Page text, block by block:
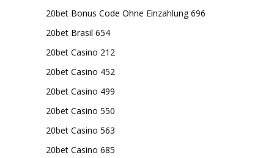
20bet Bonus Code Ohne Einzahlung 696
20bet Brasil 654
20bet Casino 212
20bet Casino 452
20bet Casino 499
20bet Casino 550
20bet Casino 563
20bet Casino 685